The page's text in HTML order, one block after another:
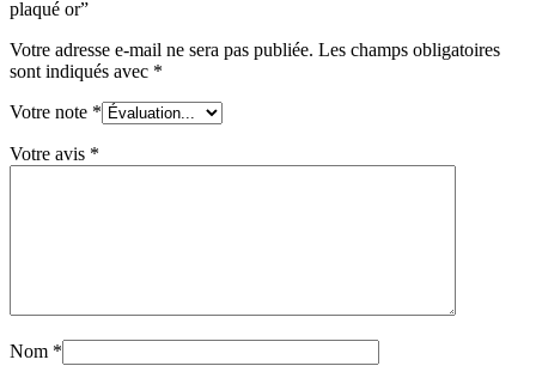
plaqué or”
Votre adresse e-mail ne sera pas publiée. Les champs obligatoires
sont indiqués avec *
Votre note *
Votre avis *
Nom *